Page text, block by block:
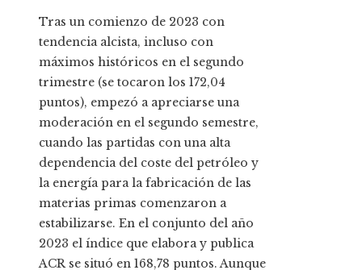
Tras un comienzo de 2023 con
tendencia alcista, incluso con
máximos históricos en el segundo
trimestre (se tocaron los 172,04
puntos), empezó a apreciarse una
moderación en el segundo semestre,
cuando las partidas con una alta
dependencia del coste del petróleo y
la energía para la fabricación de las
materias primas comenzaron a
estabilizarse. En el conjunto del año
2023 el índice que elabora y publica
ACR se situó en 168,78 puntos. Aunque